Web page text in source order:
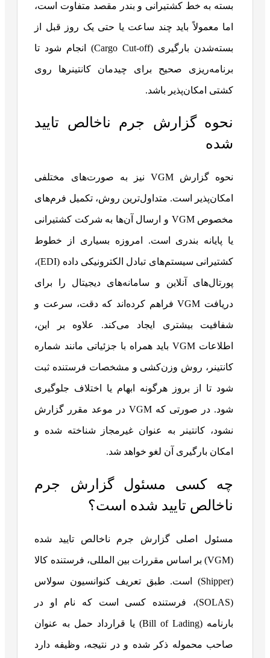
بسته به خط کشتیرانی و بندر مقصد متفاوت است،
اما معمولاً باید چند ساعت یا حتی یک روز قبل از
بسته‌شدن بارگیری (Cargo Cut-off) انجام شود تا
برنامه‌ریزی صحیح برای چیدمان کانتینرها روی
کشتی امکان‌پذیر باشد.
نحوه گزارش جرم ناخالص تایید
شده
نحوه گزارش VGM نیز به صورت‌های مختلفی
امکان‌پذیر است. متداول‌ترین روش، تکمیل فرم‌های
مخصوص VGM و ارسال آن‌ها به شرکت کشتیرانی
یا پایانه بندری است. امروزه بسیاری از خطوط
کشتیرانی سیستم‌های تبادل الکترونیکی داده (EDI)،
پورتال‌های آنلاین و سامانه‌های دیجیتال را برای
دریافت VGM فراهم کرده‌اند که دقت، سرعت و
شفافیت بیشتری ایجاد می‌کند. علاوه بر این،
اطلاعات VGM باید همراه با جزئیاتی مانند شماره
کانتینر، روش وزن‌کشی و مشخصات فرستنده ثبت
شود تا از بروز هرگونه ابهام یا اختلاف جلوگیری
شود. در صورتی که VGM در موعد مقرر گزارش
نشود، کانتینر به عنوان غیرمجاز شناخته شده و
امکان بارگیری آن لغو خواهد شد.
چه کسی مسئول گزارش جرم
ناخالص تایید شده است؟
مسئول اصلی گزارش جرم ناخالص تایید شده
(VGM) بر اساس مقررات بین المللی، فرستنده کالا
(Shipper) است. طبق تعریف کنوانسیون سولاس
(SOLAS)، فرستنده کسی است که نام او در
بارنامه (Bill of Lading) یا قرارداد حمل به عنوان
صاحب محموله ذکر شده و در نتیجه، وظیفه دارد